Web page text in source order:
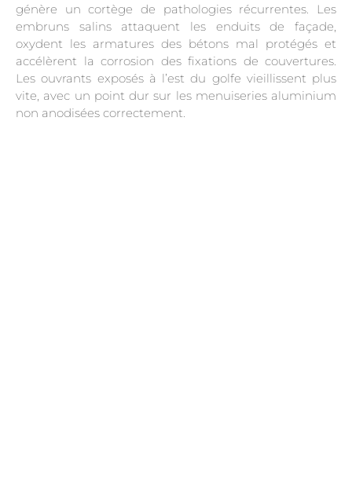
génère un cortège de pathologies récurrentes. Les
embruns salins attaquent les enduits de façade,
oxydent les armatures des bétons mal protégés et
accélèrent la corrosion des fixations de couvertures.
Les ouvrants exposés à l’est du golfe vieillissent plus
vite, avec un point dur sur les menuiseries aluminium
non anodisées correctement.